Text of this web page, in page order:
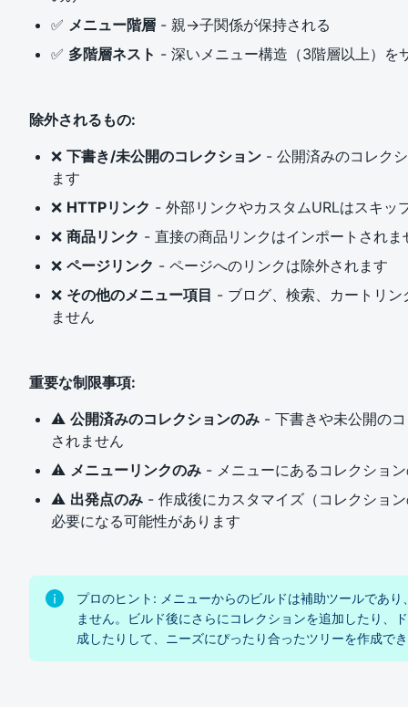
✅ メニュー階層 - 親→子関係が保持される
✅ 多階層ネスト - 深いメニュー構造（3階層以上）を
除外されるもの:
❌ 下書き/未公開のコレクション - 公開済みのコレク
ます
❌ HTTPリンク - 外部リンクやカスタムURLはスキッ
❌ 商品リンク - 直接の商品リンクはインポートされま
❌ ページリンク - ページへのリンクは除外されます
❌ その他のメニュー項目 - ブログ、検索、カートリ
ません
重要な制限事項:
⚠️ 公開済みのコレクションのみ - 下書きや未公開の
されません
⚠️ メニューリンクのみ - メニューにあるコレクショ
⚠️ 出発点のみ - 作成後にカスタマイズ（コレクショ
必要になる可能性があります
プロのヒント: メニューからのビルドは補助ツールであ
ません。ビルド後にさらにコレクションを追加したり、
成したりして、ニーズにぴったり合ったツリーを作成で